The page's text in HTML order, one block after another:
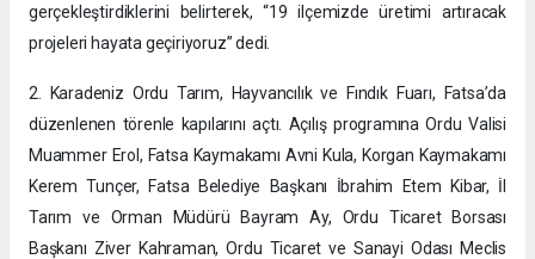
gerçekleştirdiklerini belirterek, “19 ilçemizde üretimi artıracak
projeleri hayata geçiriyoruz” dedi.
2. Karadeniz Ordu Tarım, Hayvancılık ve Fındık Fuarı, Fatsa’da
düzenlenen törenle kapılarını açtı. Açılış programına Ordu Valisi
Muammer Erol, Fatsa Kaymakamı Avni Kula, Korgan Kaymakamı
Kerem Tunçer, Fatsa Belediye Başkanı İbrahim Etem Kibar, İl
Tarım ve Orman Müdürü Bayram Ay, Ordu Ticaret Borsası
Başkanı Ziver Kahraman, Ordu Ticaret ve Sanayi Odası Meclis